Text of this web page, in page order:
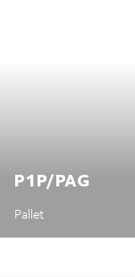
P1P/PAG
Pallet